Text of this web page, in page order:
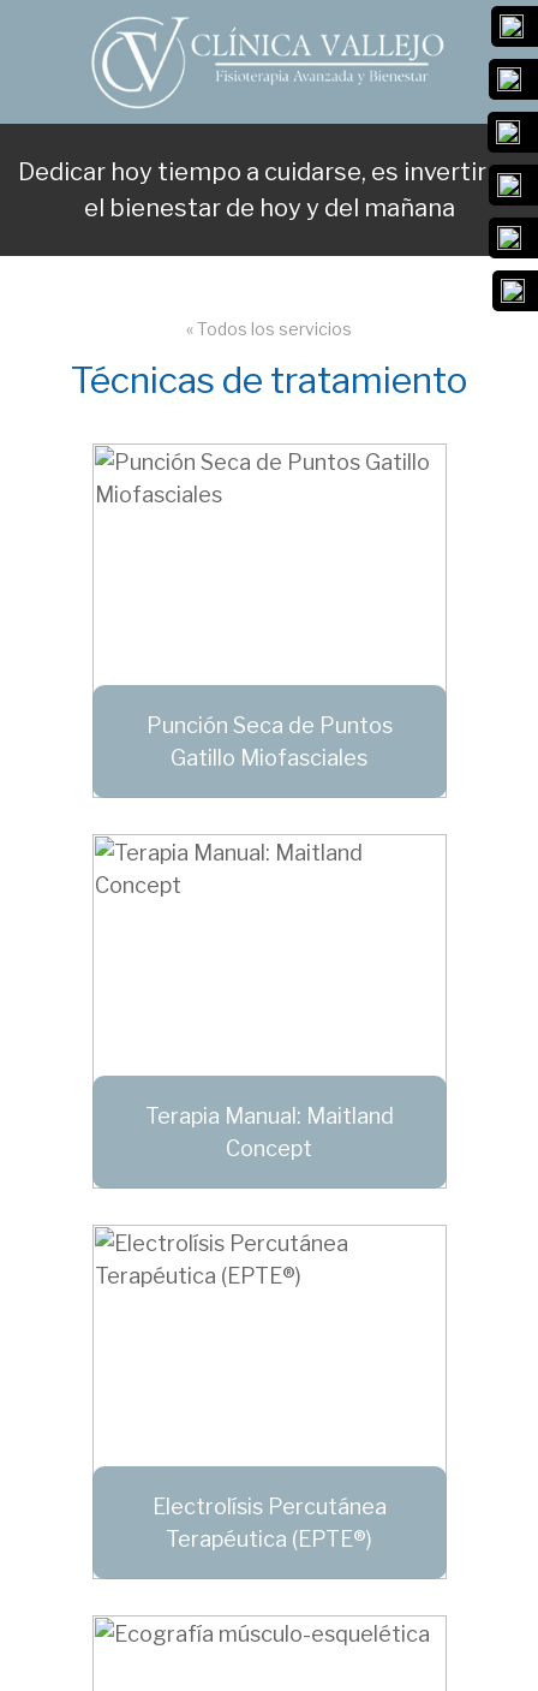
Dedicar hoy tiempo a cuidarse, es invertir en
el bienestar de hoy y del mañana
« Todos los servicios
Técnicas de tratamiento
Punción Seca de Puntos
Gatillo Miofasciales
Terapia Manual: Maitland
Concept
Electrolísis Percutánea
Terapéutica (EPTE®)